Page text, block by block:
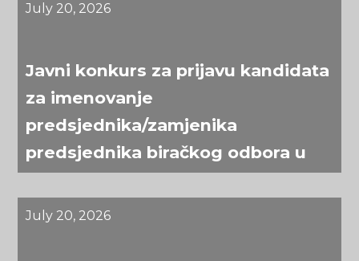
July 20, 2026
Javni konkurs za prijavu kandidata
za imenovanje
predsjednika/zamjenika
predsjednika biračkog odbora u
Bosni i Hercegovini
July 20, 2026